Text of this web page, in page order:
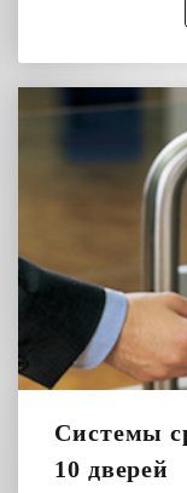
Системы
10 дверей